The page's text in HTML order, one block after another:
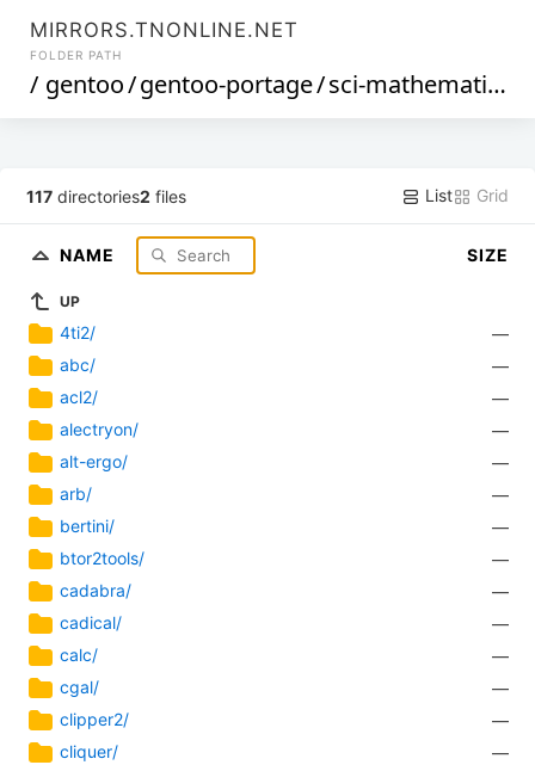
MIRRORS.TNONLINE.NET
FOLDER PATH
/ gentoo/gentoo-portage/sci-mathematics
117 directories2 files List Grid
NAME SIZE
UP
4ti2/
—
abc/
—
acl2/
—
alectryon/
—
alt-ergo/
—
arb/
—
bertini/
—
btor2tools/
—
cadabra/
—
cadical/
—
calc/
—
cgal/
—
clipper2/
—
cliquer/
—